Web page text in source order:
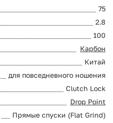
75
2.8
100
Карбон
Китай
для повседневного ношения
Clutch Lock
Drop Point
Прямые спуски (Flat Grind)